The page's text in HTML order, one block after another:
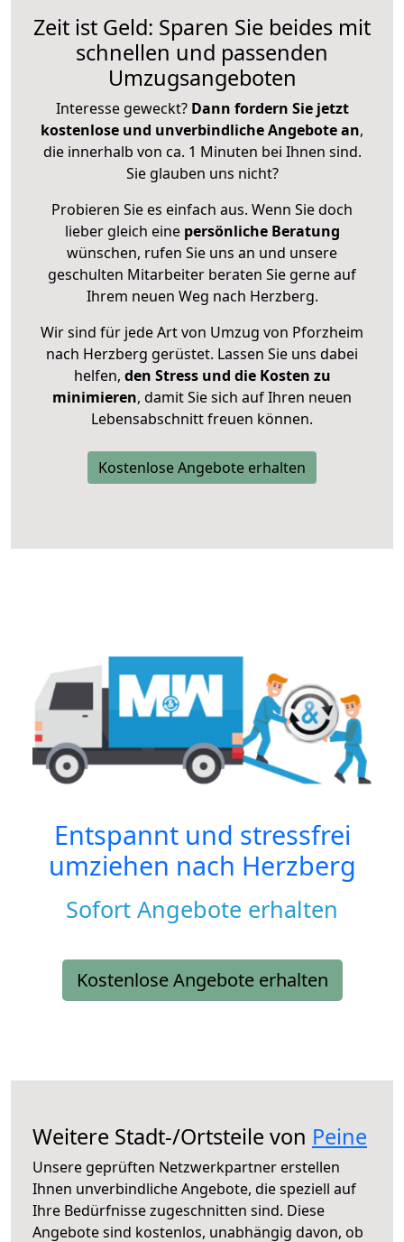
Zeit ist Geld: Sparen Sie beides mit
schnellen und passenden
Umzugsangeboten
Interesse geweckt? Dann fordern Sie jetzt
kostenlose und unverbindliche Angebote an,
die innerhalb von ca. 1 Minuten bei Ihnen sind.
Sie glauben uns nicht?
Probieren Sie es einfach aus. Wenn Sie doch
lieber gleich eine persönliche Beratung
wünschen, rufen Sie uns an und unsere
geschulten Mitarbeiter beraten Sie gerne auf
Ihrem neuen Weg nach Herzberg.
Wir sind für jede Art von Umzug von Pforzheim
nach Herzberg gerüstet. Lassen Sie uns dabei
helfen, den Stress und die Kosten zu
minimieren, damit Sie sich auf Ihren neuen
Lebensabschnitt freuen können.
Kostenlose Angebote erhalten
Entspannt und stressfrei
umziehen nach Herzberg
Sofort Angebote erhalten
Kostenlose Angebote erhalten
Weitere Stadt-/Ortsteile von Peine
Unsere geprüften Netzwerkpartner erstellen
Ihnen unverbindliche Angebote, die speziell auf
Ihre Bedürfnisse zugeschnitten sind. Diese
Angebote sind kostenlos, unabhängig davon, ob